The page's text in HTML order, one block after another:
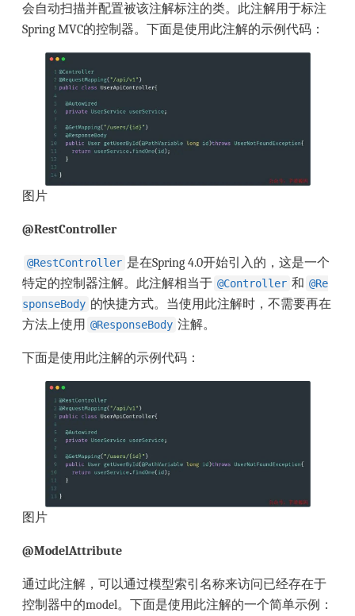
会自动扫描并配置被该注解标注的类。此注解用于标注
Spring MVC的控制器。下面是使用此注解的示例代码：
图片
@RestController
@RestController 是在Spring 4.0开始引入的，这是一个
特定的控制器注解。此注解相当于 @Controller 和 @Re
sponseBody 的快捷方式。当使用此注解时，不需要再在
方法上使用 @ResponseBody 注解。
下面是使用此注解的示例代码：
图片
@ModelAttribute
通过此注解，可以通过模型索引名称来访问已经存在于
控制器中的model。下面是使用此注解的一个简单示例：